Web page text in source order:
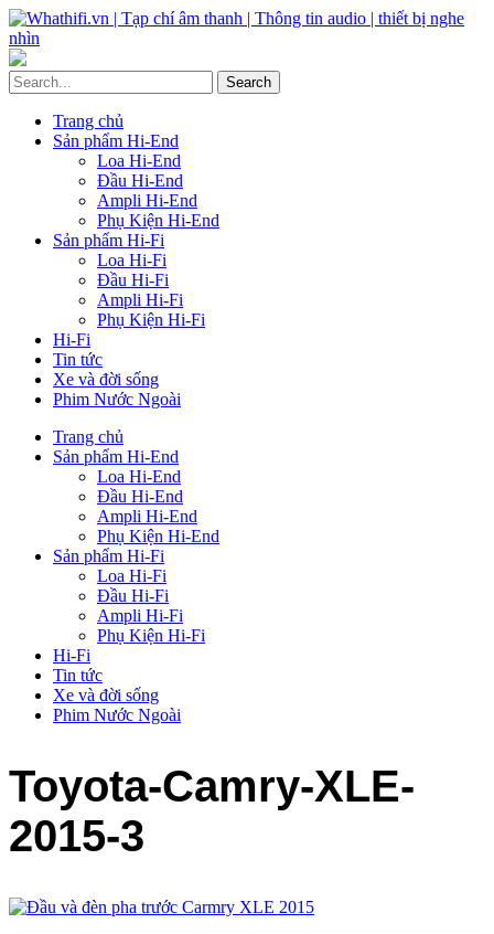
Trang chủ
Sản phẩm Hi-End
Loa Hi-End
Đầu Hi-End
Ampli Hi-End
Phụ Kiện Hi-End
Sản phẩm Hi-Fi
Loa Hi-Fi
Đầu Hi-Fi
Ampli Hi-Fi
Phụ Kiện Hi-Fi
Hi-Fi
Tin tức
Xe và đời sống
Phim Nước Ngoài
Trang chủ
Sản phẩm Hi-End
Loa Hi-End
Đầu Hi-End
Ampli Hi-End
Phụ Kiện Hi-End
Sản phẩm Hi-Fi
Loa Hi-Fi
Đầu Hi-Fi
Ampli Hi-Fi
Phụ Kiện Hi-Fi
Hi-Fi
Tin tức
Xe và đời sống
Phim Nước Ngoài
Toyota-Camry-XLE-
2015-3